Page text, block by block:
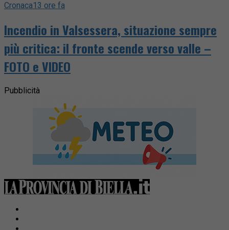
Cronaca13 ore fa
Incendio in Valsessera, situazione sempre
più critica: il fronte scende verso valle –
FOTO e VIDEO
Pubblicità